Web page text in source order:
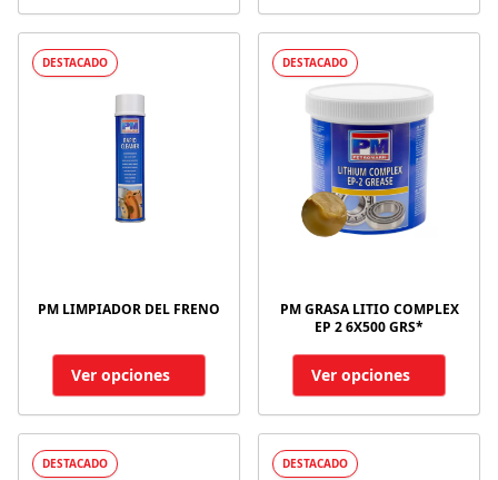
DESTACADO
PM LIMPIADOR DEL FRENO
Ver opciones
DESTACADO
PM GRASA LITIO COMPLEX
EP 2 6X500 GRS*
Ver opciones
DESTACADO DESTACADO